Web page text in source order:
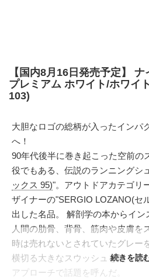
【国内8月16日発売予定】
プレミアム ホワイト/ホワイ
103)
大胆なロゴの総柄が入ったインパ
へ！
90年代後半に巻き起こった空前の
役でもある、伝説のランニングシ
ックス 95)"。アウトドアカテゴリ
ザイナーの"SERGIO LOZANO(セ
出した名品。 解剖学の本からイン
人間の肋骨、背骨、筋肉や皮膚を
時は売れないとされていたグレー
横切る大きなスウッシュを無くし
アプローチで話題を呼んだ。
続きを読